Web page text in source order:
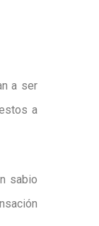
a ser
a
sabio